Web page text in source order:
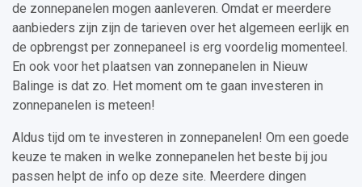
de zonnepanelen mogen aanleveren. Omdat er meerdere
aanbieders zijn zijn de tarieven over het algemeen eerlijk en
de opbrengst per zonnepaneel is erg voordelig momenteel.
En ook voor het plaatsen van zonnepanelen in Nieuw
Balinge is dat zo. Het moment om te gaan investeren in
zonnepanelen is meteen!
Aldus tijd om te investeren in zonnepanelen! Om een goede
keuze te maken in welke zonnepanelen het beste bij jou
passen helpt de info op deze site. Meerdere dingen